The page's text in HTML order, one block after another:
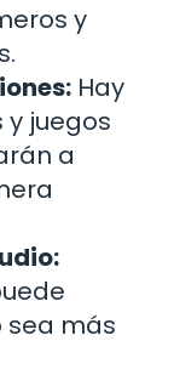
y
Hay
juegos
a
sea más